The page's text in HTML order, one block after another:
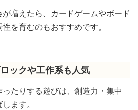
増えたら、カードゲームやボード
を育むのもおすすめです。
ックや工作系も人気
たりする遊びは、創造力・集中
ます。